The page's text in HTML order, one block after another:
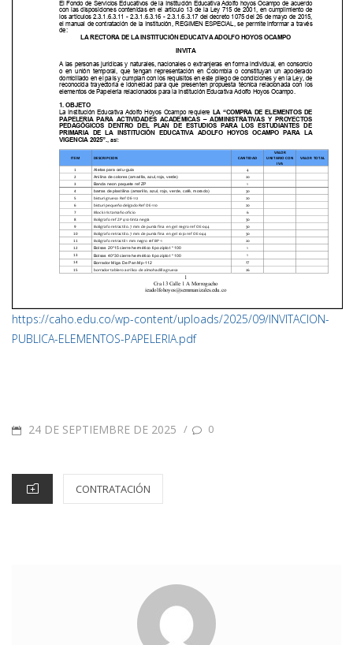
https://caho.edu.co/wp-content/uploads/2025/09/INVITACION-
PUBLICA-ELEMENTOS-PAPELERIA.pdf
24 DE SEPTIEMBRE DE 2025 / 0
CONTRATACIÓN